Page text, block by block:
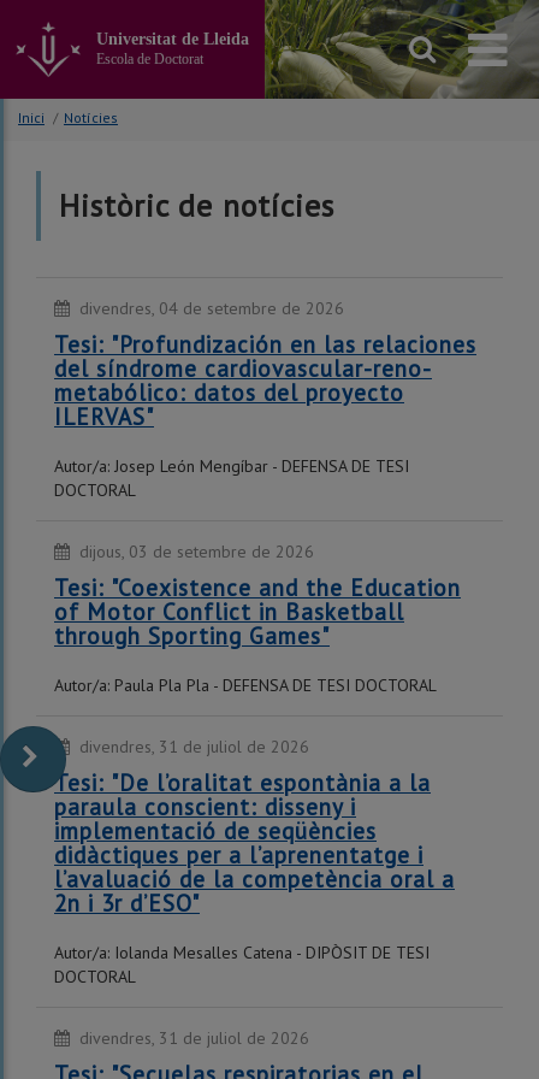
contingut
principal
Universitat de Lleida
Escola de Doctorat
Inici / Notícies
Històric de notícies
divendres, 04 de setembre de 2026
Tesi: "Profundización en las relaciones
del síndrome cardiovascular-reno-
metabólico: datos del proyecto
ILERVAS"
Autor/a: Josep León Mengíbar - DEFENSA DE TESI
DOCTORAL
dijous, 03 de setembre de 2026
Tesi: "Coexistence and the Education
of Motor Conflict in Basketball
through Sporting Games"
Autor/a: Paula Pla Pla - DEFENSA DE TESI DOCTORAL
divendres, 31 de juliol de 2026
Tesi: "De l’oralitat espontània a la
paraula conscient: disseny i
implementació de seqüències
didàctiques per a l’aprenentatge i
l’avaluació de la competència oral a
2n i 3r d’ESO"
Autor/a: Iolanda Mesalles Catena - DIPÒSIT DE TESI
DOCTORAL
divendres, 31 de juliol de 2026